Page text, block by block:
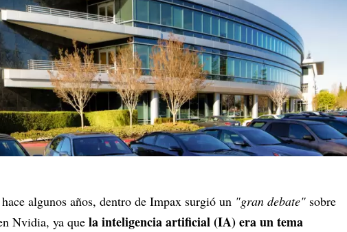
algunos años, dentro de Impax surgió un "gran debate" sobre
Nvidia, ya que la inteligencia artificial (IA) era un tema